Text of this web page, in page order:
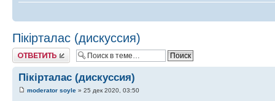
Пікірталас (дискуссия)
Ответить
Пікірталас (дискуссия)
moderator soyle » 25 дек 2020, 03:50